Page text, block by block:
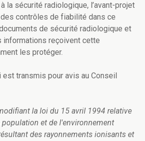
la sécurité radiologique, l’avant-projet
contrôles de fiabilité dans ce
de sécurité radiologique et
informations reçoivent cette
les protéger.
est transmis pour avis au Conseil
la loi du 15 avril 1994 relative
et de l'environnement
des rayonnements ionisants et